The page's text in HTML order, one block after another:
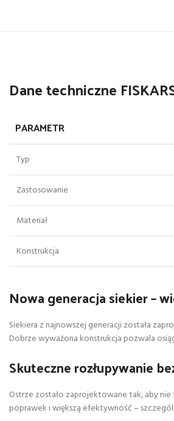
Dane techniczne
PARAMETR
Typ
Zastosowanie
Materiał
Konstrukcja
Nowa generacja siekier –
Siekiera z najnowszej generacji została
Dobrze wyważona konstrukcja pozwala
Skuteczne rozłupywanie
Ostrze zostało zaprojektowane tak, aby
poprawek i większą efektywność –